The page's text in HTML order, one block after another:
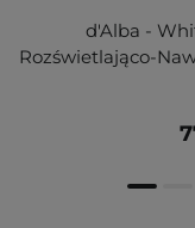
d'Alba -
Rozświetlająco-